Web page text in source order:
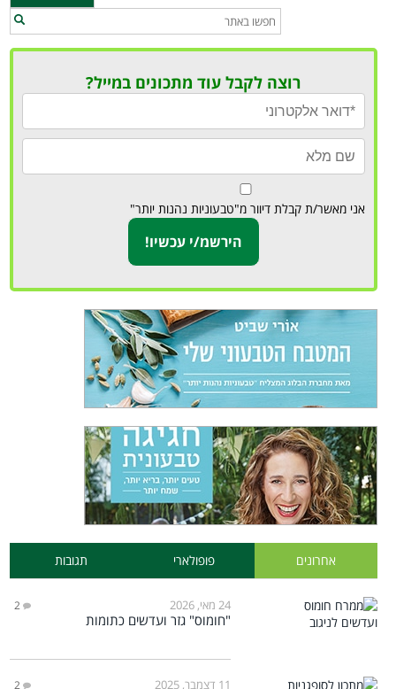
רוצה לקבל עוד מתכונים במייל?
אני מאשר/ת קבלת דיוור מ"טבעוניות נהנות יותר"
אחרונים פופולארי תגובות
24 מאי, 2026 2
"חומוס" גזר ועדשים כתומות
11 דצמבר, 2025 2